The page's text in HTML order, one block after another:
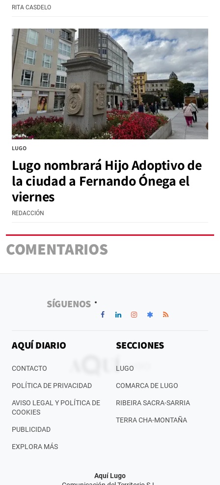
RITA CASDELO
LUGO
Lugo nombrará Hijo Adoptivo de
la ciudad a Fernando Ónega el
viernes
REDACCIÓN
COMENTARIOS
SÍGUENOS
AQUÍ DIARIO
CONTACTO
POLÍTICA DE PRIVACIDAD
AVISO LEGAL Y POLÍTICA DE
COOKIES
PUBLICIDAD
EXPLORA MÁS
SECCIONES
LUGO
COMARCA DE LUGO
RIBEIRA SACRA-SARRIA
TERRA CHA-MONTAÑA
Aquí Lugo